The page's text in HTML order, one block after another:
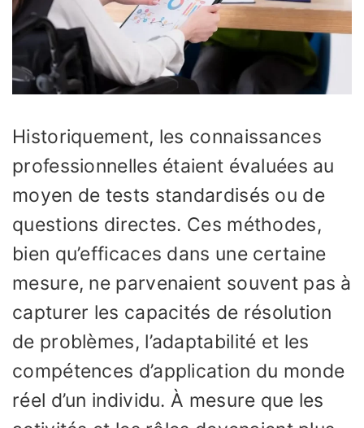
Historiquement, les connaissances
professionnelles étaient évaluées au
moyen de tests standardisés ou de
questions directes. Ces méthodes,
bien qu’efficaces dans une certaine
mesure, ne parvenaient souvent pas à
capturer les capacités de résolution
de problèmes, l’adaptabilité et les
compétences d’application du monde
réel d’un individu. À mesure que les